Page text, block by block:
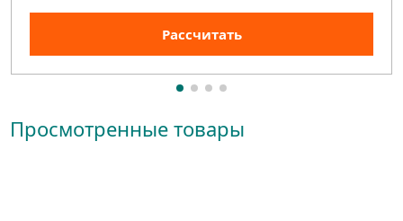
Рассчитать
Просмотренные товары